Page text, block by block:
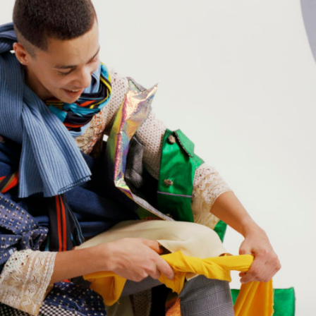
Corps professoral
Ressources
Entrepreneuriat